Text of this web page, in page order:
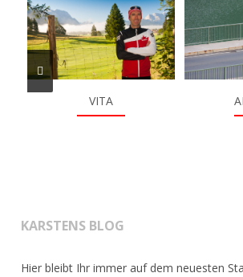
VITA
KARSTENS BLOG
Hier bleibt Ihr immer auf dem neuesten